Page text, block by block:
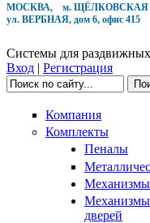
МОСКВА, м. ЩЁЛКОВСКАЯ
ул. ВЕРБНАЯ, дом 6, офис 415
Системы для
Вход | Регистрация
Поиск
Компания
Комплекты
Пеналы
Механизмы
Механизмы
дверей
Кол-во товара